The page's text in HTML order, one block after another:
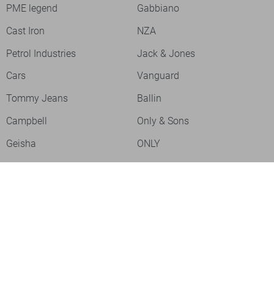
PME legend
Gabbiano
Cast Iron
NZA
Petrol Industries
Jack & Jones
Cars
Vanguard
Tommy Jeans
Ballin
Campbell
Only & Sons
Geisha
ONLY
Lofty Manner
Zoso